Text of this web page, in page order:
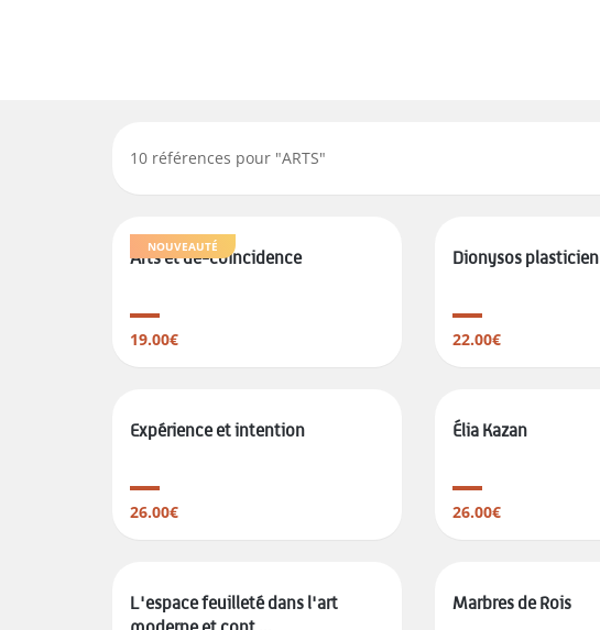
10 références pour "ARTS"
NOUVEAUTÉ
Arts et dé-coïncidence
19.00€
Dionysos plasticien
22.00€
Expérience et intention
26.00€
Élia Kazan
26.00€
L'espace feuilleté dans l'art
Marbres de Rois